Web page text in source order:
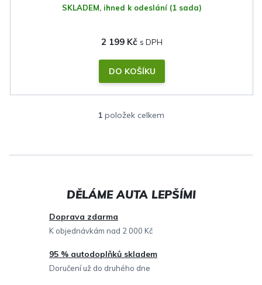
SKLADEM, ihned k odeslání (1 sada)
2 199 Kč
DO KOŠÍKU
O
l
a
í
p
r
1 položek celkem
Doprava zdarma
K objednávkám nad 2 000 Kč
95 % autodoplňků skladem
Doručení už do druhého dne